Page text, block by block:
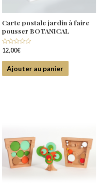
Carte postale jardin à faire
pousser BOTANICAL
Note
0
sur
12,00€
Ajouter au panier